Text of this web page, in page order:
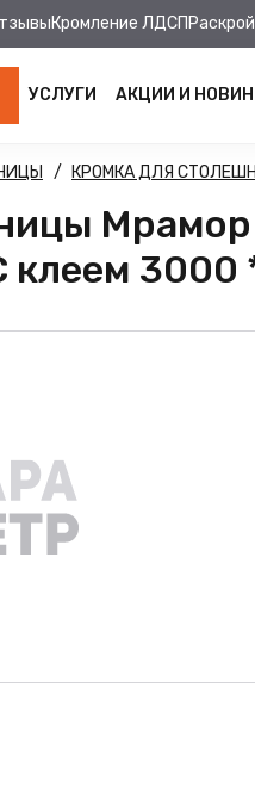
Кромление ЛДСП
УСЛУГИ АКЦИИ И
КРОМКА ДЛЯ
Мрамор
клеем 3000